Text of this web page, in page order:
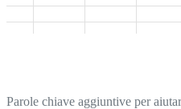
Parole chiave aggiuntive per